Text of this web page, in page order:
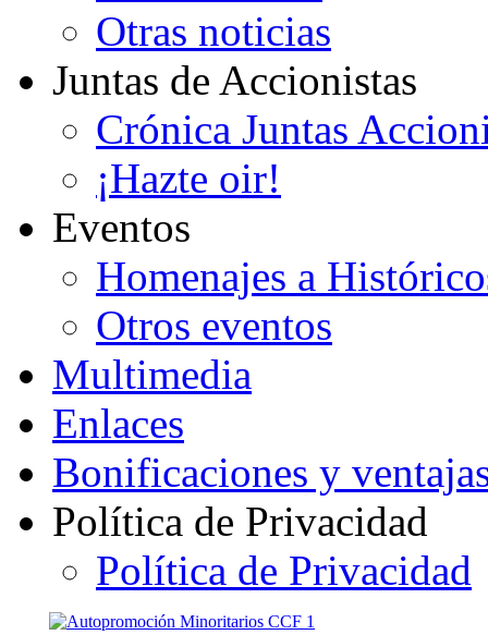
Otras noticias
Juntas de Accionistas
Crónica Juntas
¡Hazte oir!
Eventos
Homenajes a
Otros eventos
Multimedia
Enlaces
Bonificaciones y
Política de Privacidad
Política de Privacidad